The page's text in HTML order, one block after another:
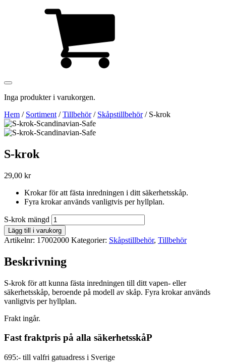
Inga produkter i varukorgen.
Hem / Sortiment /Tillbehör/ Skåpstillbehör/ S-krok
S-krok
29,00 kr
Krokar för att fästa inredningen i ditt säkerhetsskåp.
Fyra krokar används vanligtvis per hyllplan.
S-krok mängd
Lägg till i varukorg
Artikelnr: 17002000 Kategorier: Skåpstillbehör, Tillbehör
Beskrivning
S-krok för att kunna fästa inredningen till ditt vapen- eller
säkerhetsskåp, beroende på modell av skåp. Fyra krokar används
vanligtvis per hyllplan.
Frakt ingår.
Fast fraktpris på alla säkerhetsskåP
695:- till valfri gatuadress i Sverige